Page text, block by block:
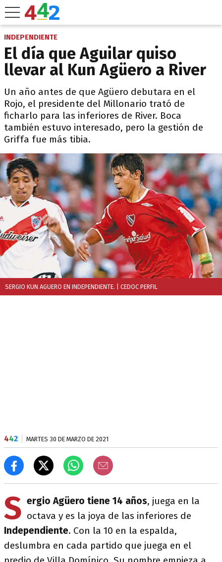
INDEPENDIENTE
El día que Aguilar quiso
llevar al Kun Agüero a River
Un año antes de que Agüero debutara en el
Rojo, el presidente del Millonario trató de
ficharlo para las inferiores de River. Boca
también estuvo interesado, pero la gestión de
Griffa fue más tibia.
SERGIO KUN AGUERO EN INDEPENDIENTE. | CEDOC PERFIL
442 MARTES 30 DE MARZO DE 2021
S ergio Agüero tiene 14 años, juega en la
octava y es la joya de las inferiores de
Independiente. Con la 10 en la espalda,
deslumbra en cada partido que juega en el